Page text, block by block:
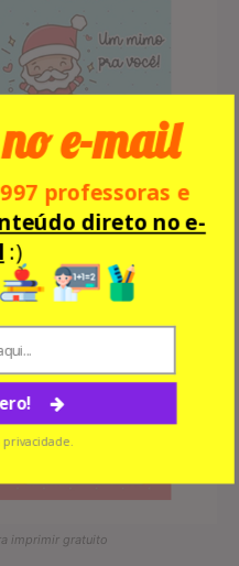
imprimir gratuito
professoras e
direto no e-
:)
e-mail
privacidade.